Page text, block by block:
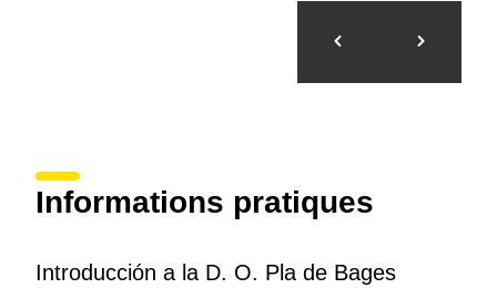
Informations pratiques
Introducción a la D. O. Pla de Bages